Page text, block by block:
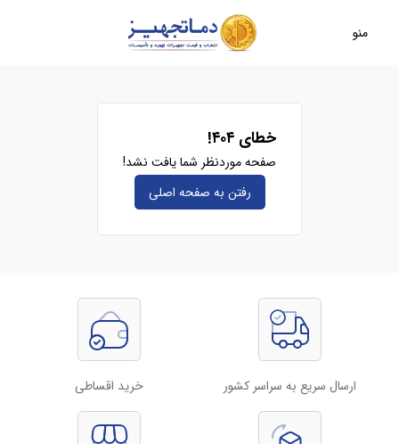
منو
خطای ۴۰۴!
صفحه موردنظر شما یافت نشد!
رفتن به صفحه‌ اصلی
ارسال سریع به سراسر کشور خرید اقساطی